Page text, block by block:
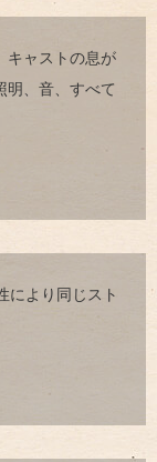
キャストの息が
明、音、すべて
により同じスト